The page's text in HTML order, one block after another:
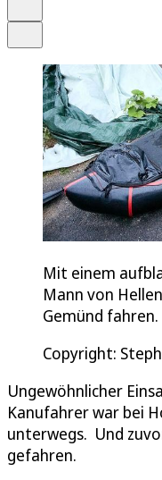
Mit einem
Mann von
Gemünd fahren.
Copyright:
Ungewöhnlicher
Kanufahrer war bei
unterwegs. Und
gefahren.